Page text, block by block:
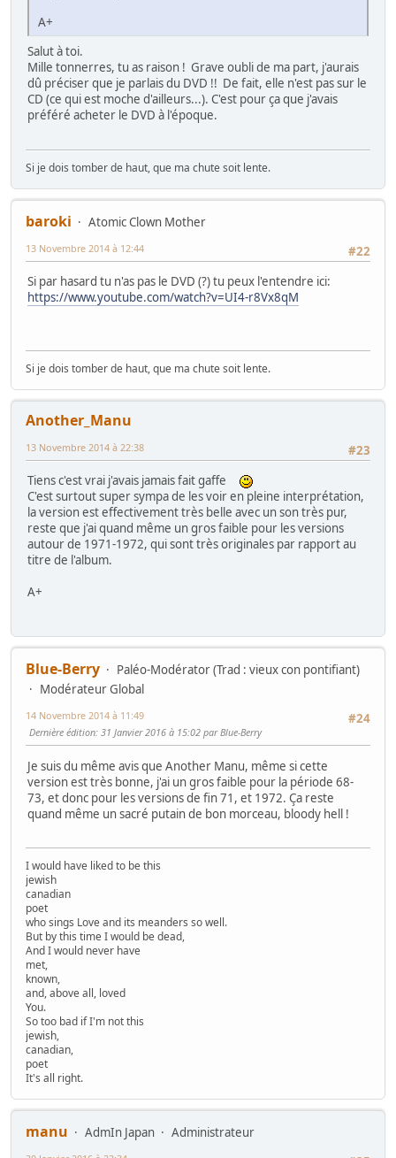
A+
Salut à toi.
Mille tonnerres, tu as raison ! Grave oubli de ma part, j'aurais
dû préciser que je parlais du DVD !! De fait, elle n'est pas sur le
CD (ce qui est moche d'ailleurs...). C'est pour ça que j'avais
préféré acheter le DVD à l'époque.
Si je dois tomber de haut, que ma chute soit lente.
baroki
Atomic Clown Mother
#22
13 Novembre 2014 à 12:44
Si par hasard tu n'as pas le DVD (?) tu peux l'entendre ici:
https://www.youtube.com/watch?v=UI4-r8Vx8qM
Si je dois tomber de haut, que ma chute soit lente.
Another_Manu
#23
13 Novembre 2014 à 22:38
Tiens c'est vrai j'avais jamais fait gaffe
C'est surtout super sympa de les voir en pleine interprétation,
la version est effectivement très belle avec un son très pur,
reste que j'ai quand même un gros faible pour les versions
autour de 1971-1972, qui sont très originales par rapport au
titre de l'album.
A+
Blue-Berry
Paléo-Modérator (Trad : vieux con pontifiant)
Modérateur Global
#24
14 Novembre 2014 à 11:49
Dernière édition: 31 Janvier 2016 à 15:02 par Blue-Berry
Je suis du même avis que Another Manu, même si cette
version est très bonne, j'ai un gros faible pour la période 68-
73, et donc pour les versions de fin 71, et 1972. Ça reste
quand même un sacré putain de bon morceau, bloody hell !
I would have liked to be this
jewish
canadian
poet
who sings Love and its meanders so well.
But by this time I would be dead,
And I would never have
met,
known,
and, above all, loved
You.
So too bad if I'm not this
jewish,
canadian,
poet
It's all right.
manu AdmIn Japan
Administrateur